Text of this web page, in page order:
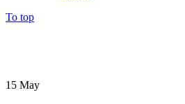
To top
15 May